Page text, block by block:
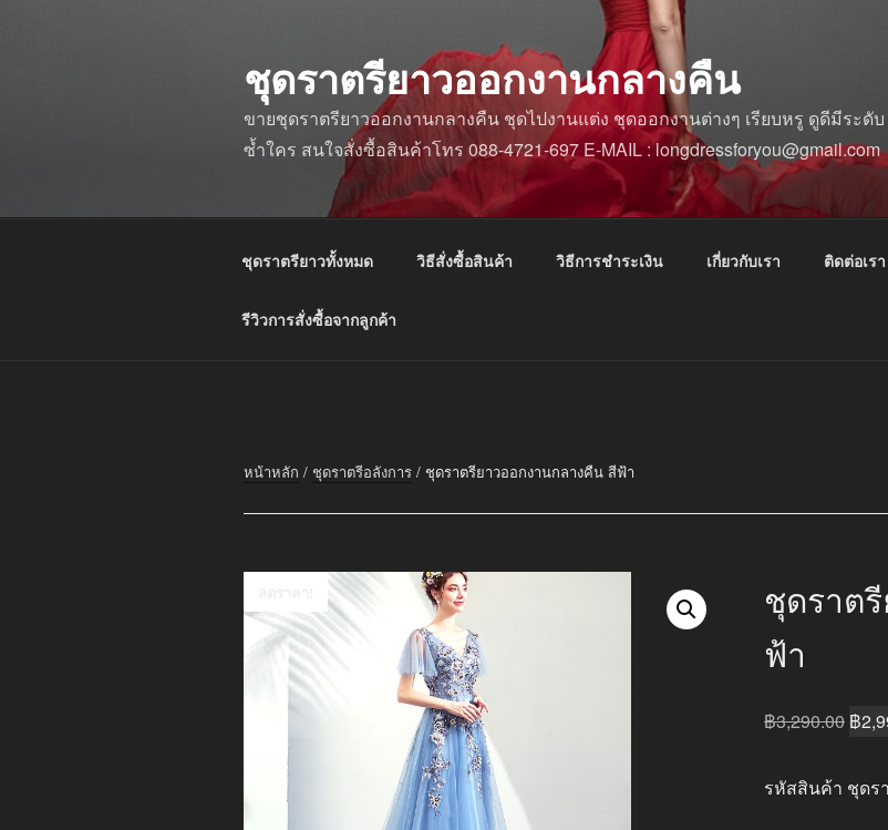
ชุดราตรียาวออกงานกลางคืน
ขายชุดราตรียาวออกงานกลางคืน ชุดไปงานแต่ง ชุดออกงานต่างๆ เรียบหรู ดูดีมีระ
ซ้ำใคร สนใจสั่งซื้อสินค้าโทร 088-4721-697 E-MAIL : longdressforyou@gmail.com
ชุดราตรียาวทั้งหมด วิธีสั่งซื้อสินค้า วิธีการชำระเงิน เกี่ยวกับเรา ติดต่อเรา
รีวิวการสั่งซื้อจากลูกค้า
หน้าหลัก / ชุดราตรีอลังการ / ชุดราตรียาวออกงานกลางคืน สีฟ้า
ชุดราต
ฟ้า
฿3,290.00
was:
฿
รหัสสินค้า ชุดร